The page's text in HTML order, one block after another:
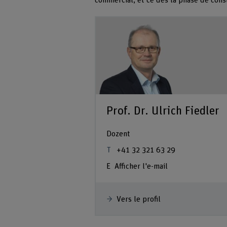
Prof. Dr. Ulrich Fiedler
Dozent
+41 32 321 63 29
Afficher l'e-mail
Vers le profil